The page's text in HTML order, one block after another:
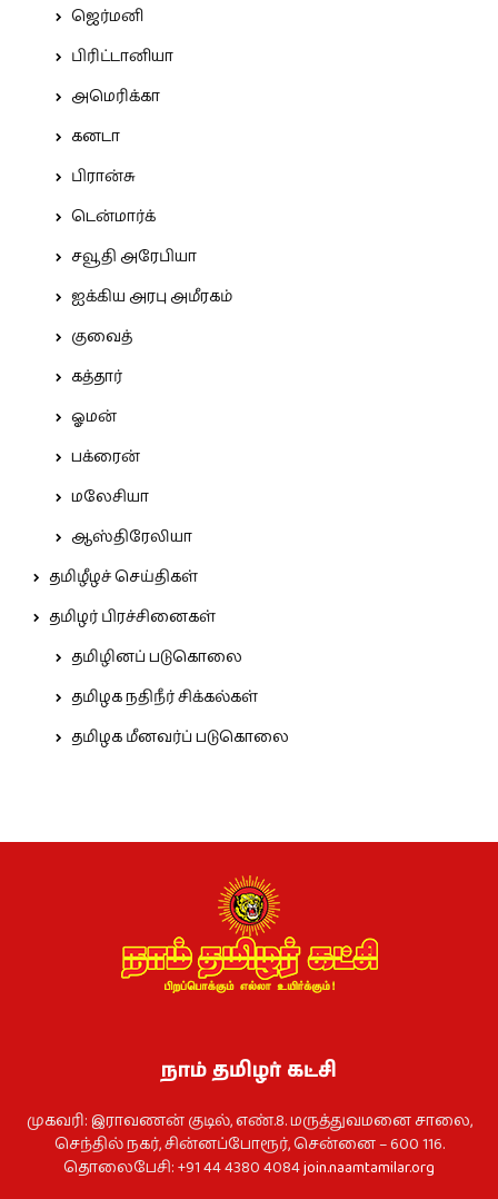
ஜெர்மனி
பிரிட்டானியா
அமெரிக்கா
கனடா
பிரான்சு
டென்மார்க்
சவூதி அரேபியா
ஐக்கிய அரபு அமீரகம்
குவைத்
கத்தார்
ஓமன்
பக்ரைன்
மலேசியா
ஆஸ்திரேலியா
தமிழீழச் செய்திகள்
தமிழர் பிரச்சினைகள்
தமிழினப் படுகொலை
தமிழக நதிநீர் சிக்கல்கள்
தமிழக மீனவர்ப் படுகொலை
நாம் தமிழர் கட்சி
முகவரி: இராவணன் குடில், எண்.8. மருத்துவமனை சாலை,
செந்தில் நகர், சின்னப்போரூர், சென்னை – 600 116.
தொலைபேசி: +91 44 4380 4084join.naamtamilar.org